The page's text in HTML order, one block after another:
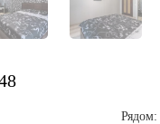
Рядом: